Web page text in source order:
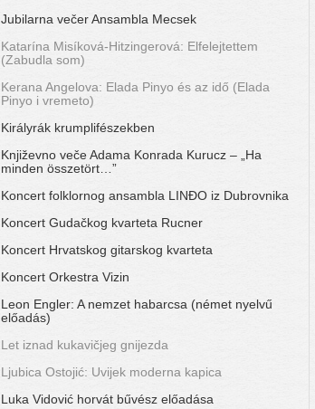
Jubilarna večer Ansambla Mecsek
Katarína Misíková-Hitzingerová: Elfelejtettem
(Zabudla som)
Kerana Angelova: Elada Pinyo és az idő (Elada
Pinyo i vremeto)
Királyrák krumplifészekben
Književno veče Adama Konrada Kurucz – „Ha
minden összetört…”
Koncert folklornog ansambla LINĐO iz Dubrovnika
Koncert Gudačkog kvarteta Rucner
Koncert Hrvatskog gitarskog kvarteta
Koncert Orkestra Vizin
Leon Engler: A nemzet habarcsa (német nyelvű
előadás)
Let iznad kukavičjeg gnijezda
Ljubica Ostojić: Uvijek moderna kapica
Luka Vidović horvát bűvész előadása